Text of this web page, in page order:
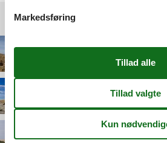
Destinationer under
Grønhøj Strand
Nr. Lyngby
Markedsføring